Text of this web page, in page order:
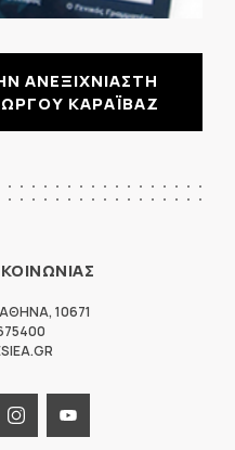
ΑΝΕΞΙΧΝΙΑΣΤΗ
ΚΑΡΑΪΒΑΖ
ΑΘΗΝΑ, 10671